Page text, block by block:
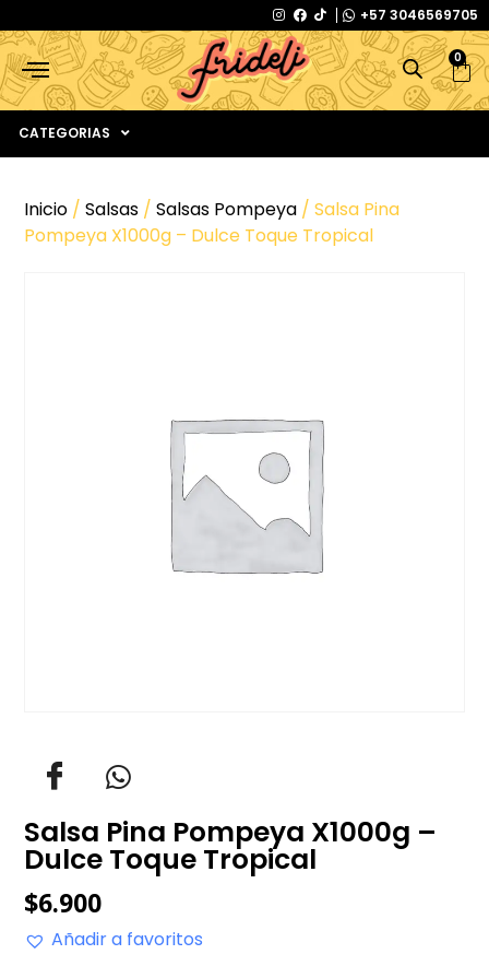
+57 3046569705
0
CATEGORIAS
Inicio /Salsas /Salsas Pompeya / Salsa Pina
Pompeya X1000g – Dulce Toque Tropical
Salsa Pina Pompeya X1000g –
Dulce Toque Tropical
$6.900
Añadir a favoritos